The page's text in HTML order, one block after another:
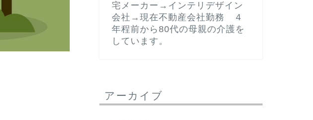
宅メーカー→インテリデザイン
会社→現在不動産会社勤務 ４
年程前から80代の母親の介護を
しています。
アーカイブ